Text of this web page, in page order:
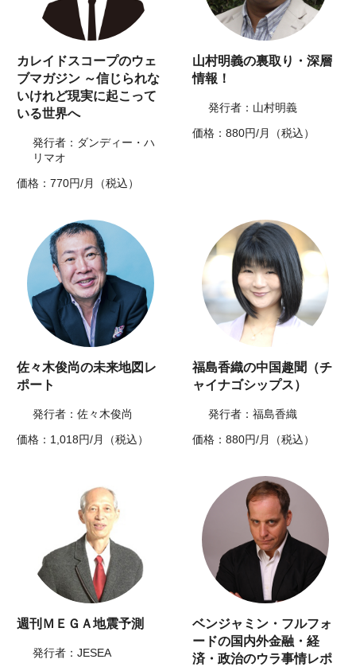
カレイドスコープのウェ
ブマガジン ～信じられな
いけれど現実に起こって
いる世界へ
発行者：ダンディー・ハ
リマオ
価格：770円/月（税込）
山村明義の裏取り・深層
情報！
発行者：山村明義
価格：880円/月（税込）
佐々木俊尚の未来地図レ
ポート
発行者：佐々木俊尚
価格：1,018円/月（税込）
福島香織の中国趣聞（チ
ャイナゴシップス）
発行者：福島香織
価格：880円/月（税込）
週刊ＭＥＧＡ地震予測
発行者：JESEA
ベンジャミン・フルフォ
ードの国内外金融・経
済・政治のウラ事情レポ